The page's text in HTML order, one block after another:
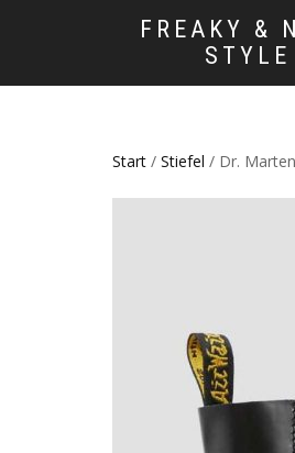
FREAKY &
STYLE
Start / Stiefel / Dr.